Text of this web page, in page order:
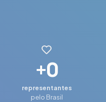
+0
representantes
pelo Brasil